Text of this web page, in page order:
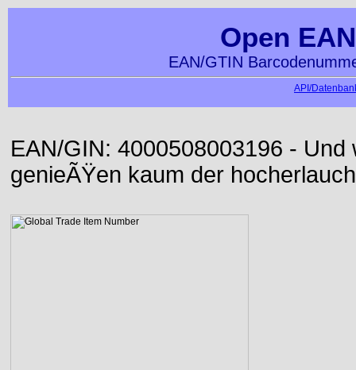
Open
EAN/GTIN
API/
EAN/GIN: 4000508003196 -
genieÃŸen kaum der